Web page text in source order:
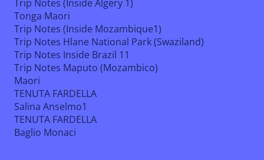
Trip Notes (Inside Algery 1)
Tonga Maori
Trip Notes (Inside Mozambique1)
Trip Notes Hlane National Park (Swaziland)
Trip Notes Inside Brazil 11
Trip Notes Maputo (Mozambico)
Maori
TENUTA FARDELLA
Salina Anselmo1
TENUTA FARDELLA
Baglio Monaci